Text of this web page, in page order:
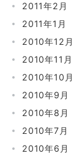
2011年2月
2011年1月
2010年12月
2010年11月
2010年10月
2010年9月
2010年8月
2010年7月
2010年6月